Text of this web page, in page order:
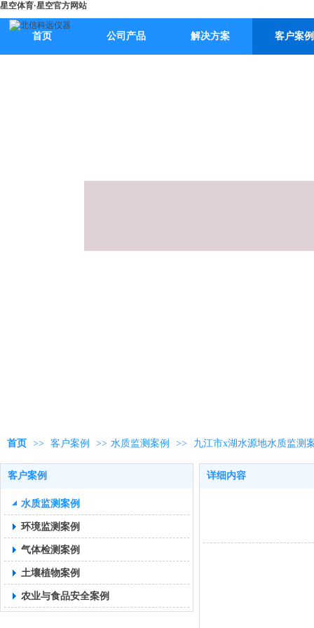
星空体育·星空官方网站
首页 公司产品 解决方案 客户案例
首页 >> 客户案例 >> 水质监测案例 >> 九江市x湖水源地水质监测
客户案例
水质监测案例
环境监测案例
气体检测案例
土壤植物案例
农业与食品安全案例
详细内容